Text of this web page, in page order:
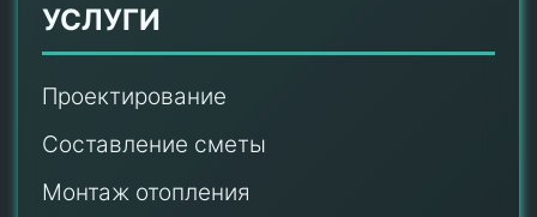
УСЛУГИ
Проектирование
Составление сметы
Монтаж отопления